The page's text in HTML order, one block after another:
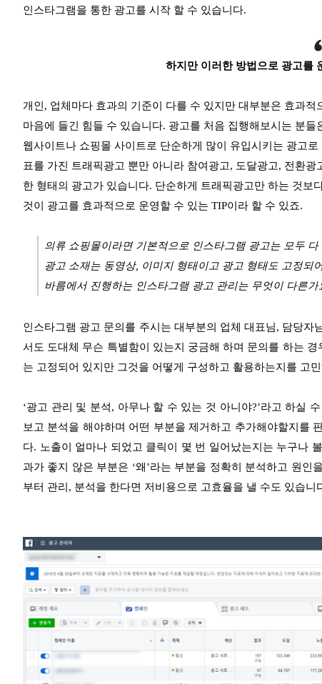
인스타그램을 통한 광고를 시작 할 수 있습니다.
하지만 이러한 방법으로 광고를
개인, 업체마다 효과의 기준이 다를 수 있지만 대부분은 효과
마음에 들긴 힘들 수 있습니다. 광고를 처음 집행해보시는 분
웹사이트나 쇼핑몰 사이트로 단순하게 많이 유입시키는 광고
표를 가진 트래픽광고 뿐만 아니라 참여광고, 도달광고, 전환
한 형태의 광고가 있습니다. 단순하게 트래픽광고만 하는 것
것이 광고를 효과적으로 운영할 수 있는 TIP이라 할 수 있죠.
의류 쇼핑몰이라면 기본적으로 인스타그램 광고는 모두 다
광고 소재는 동영상, 이미지 형태이고 광고 형태도 고정되
바름에서 진행하는 인스타그램 광고 관리는 무엇이 다른가
인스타그램 광고 문의를 주시는 대부분의 업체 대표님, 담당자
서도 도대체 무슨 특별함이 있는지 궁금해 하며 문의를 하는
는 고정되어 있지만 그것을 어떻게 구성하고 활용하는지를 고
‘광고 관리 및 분석, 아무나 할 수 있는 것 아니야?’라고 하실
보고 분석을 해야하며 어떤 부분을 제거하고 추가해야할지를
다. 노출이 얼마나 되었고 클릭이 몇 번 일어났는지는 누구나
과가 좋지 않은 부분은 ‘왜’라는 부분을 정확히 분석하고 원
부터 관리, 분석을 한다면 저비용으로 고효율을 낼 수도 있습니